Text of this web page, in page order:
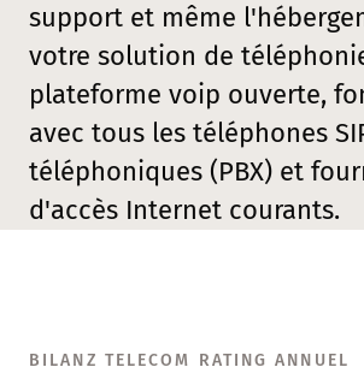
support et même
votre solution de
plateforme voip ouverte,
avec tous les téléphones
téléphoniques (PBX) et
d'accès Internet courants.
BILANZ TELECOM RATING ANNUEL